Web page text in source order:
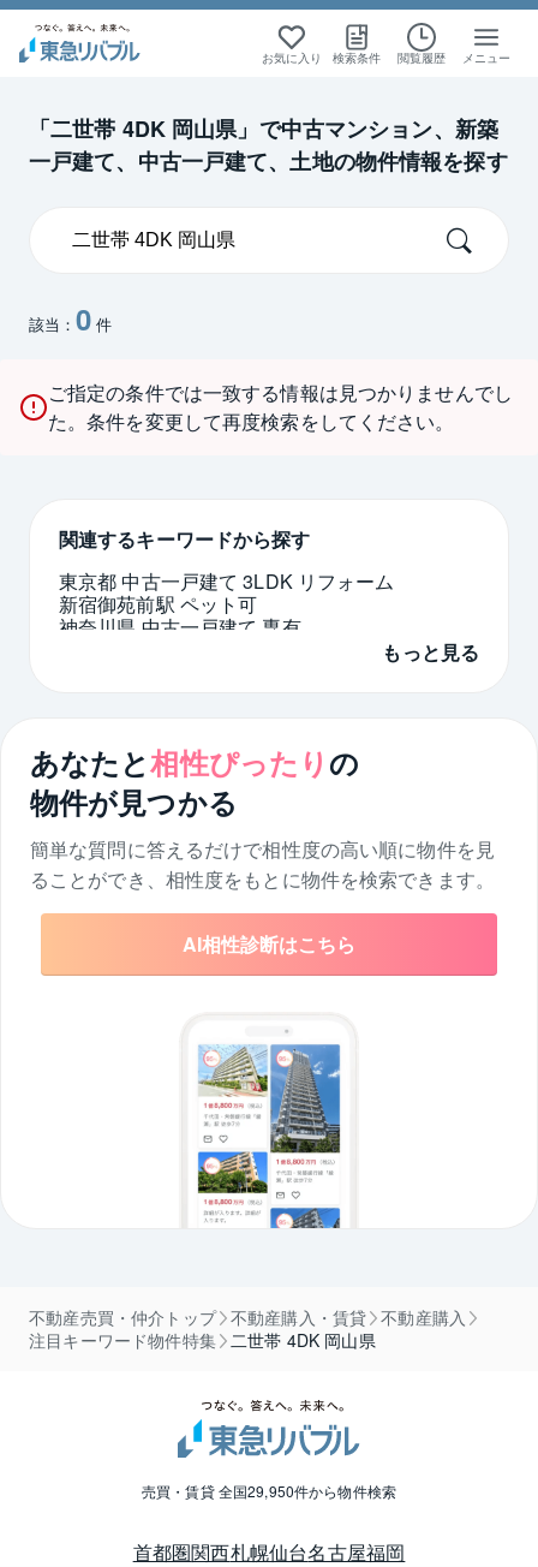
お気に入り 検索条件 閲覧履歴 メニュー
「二世帯 4DK 岡山県」で中古マンション、新築
一戸建て、中古一戸建て、土地の物件情報を探す
該当： 0 件
ご指定の条件では一致する情報は見つかりませんでし
た。条件を変更して再度検索をしてください。
関連するキーワードから探す
東京都 中古一戸建て 3LDK リフォーム
新宿御苑前駅 ペット可
神奈川県 中古一戸建て 専有
池袋 即入居可
もっと見る
あなたと相性ぴったり の
物件が見つかる
簡単な質問に答えるだけで相性度の高い順に物件を 見
ることができ、相性度をもとに物件を検索できます。
AI相性診断はこちら
不動産売買・仲介トップ 不動産購入・賃貸
不動産購入
注目キーワード物件特集
二世帯 4DK 岡山県
売買・賃貸 全国29,950件から物件検索
首都圏関西札幌仙台名古屋福岡